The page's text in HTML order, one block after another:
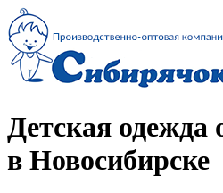
Детская одежда
в Новосибирске